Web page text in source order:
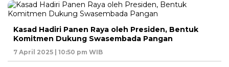
Kasad Hadiri Panen Raya oleh Presiden, Bentuk
Komitmen Dukung Swasembada Pangan
7 April 2025 | 10:50 pm WIB